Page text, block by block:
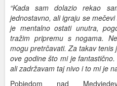
“Kada sam dolazio rekao
jednostavno, ali igraju se
je mentalno ostati unutra,
tražim pripremu s nogama.
mogu pretrčavati. Za takav
ove godine što mi je
ali zadržavam taj nivo i to mi je
Pobjedom nad